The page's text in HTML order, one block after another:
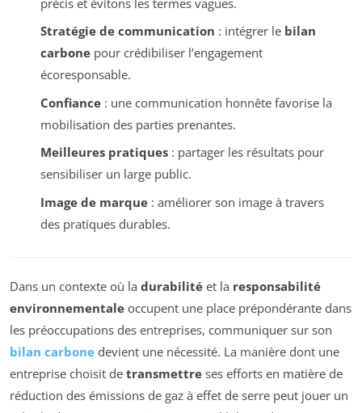
Stratégie de communication : intégrer le bilan
carbonepour crédibiliser l’engagement
écoresponsable.
Confiance: une communication honnête favorise la
mobilisation des parties prenantes.
Meilleures pratiques: partager les résultats pour
sensibiliser un large public.
Image de marque: améliorer son image à travers
des pratiques durables.
Dans un contexte où la durabilité et la responsabilité
environnementale occupent une place prépondérante dans
les préoccupations des entreprises, communiquer sur son
bilan carbone devient une nécessité. La manière dont une
entreprise choisit de transmettre ses efforts en matière de
réduction des émissions de gaz à effet de serre peut jouer un